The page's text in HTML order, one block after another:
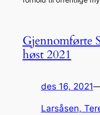
Gjennomførte
høst 2021
des 16, 2021
Larsåsen,